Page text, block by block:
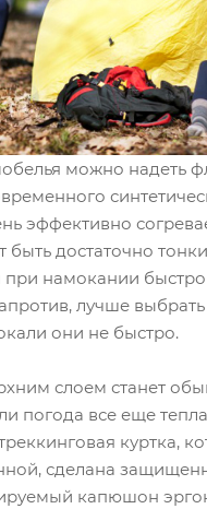
можно надеть
эффективно
быть достаточно
при намокании
лучше
они не быстро.
слоем станет
погода все еще
куртка,
сделана
капюшон